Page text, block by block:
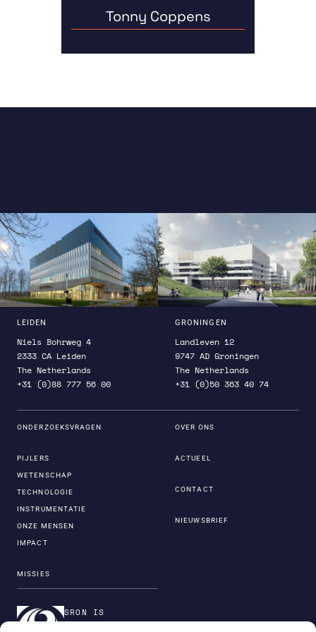
Tonny Coppens
LEIDEN
Niels Bohrweg 4
2333 CA Leiden
The Netherlands
+31 (0)88 777 56 00
GRONINGEN
Landleven 12
9747 AD Groningen
The Netherlands
+31 (0)50 363 40 74
ONDERZOEKSVRAGEN
PIJLERS
WETENSCHAP
TECHNOLOGIE
INSTRUMENTATIE
ONZE MENSEN
IMPACT
MISSIES
OVER ONS
ACTUEEL
CONTACT
NIEUWSBRIEF
SRON IS